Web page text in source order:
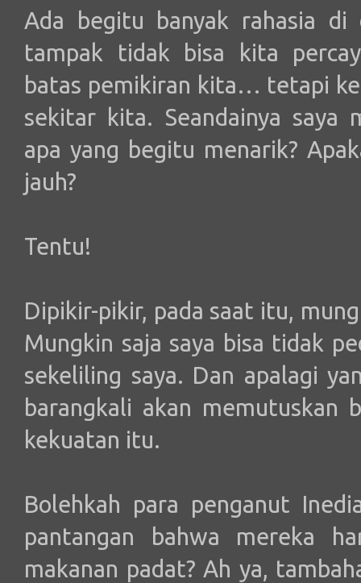
Ada begitu banyak rahasia
tampak tidak bisa kita
batas pemikiran kita… tetapi
sekitar kita. Seandainya saya
apa yang begitu menarik?
jauh?
Tentu!
Dipikir-pikir, pada saat itu,
Mungkin saja saya bisa tidak
sekeliling saya. Dan apalagi
barangkali akan memutuskan
kekuatan itu.
Bolehkah para penganut
pantangan bahwa mereka
makanan padat? Ah ya,